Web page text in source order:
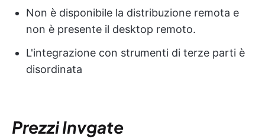
Non è disponibile la distribuzione remota e
non è presente il desktop remoto.
L'integrazione con strumenti di terze parti è
disordinata
Prezzi Invgate